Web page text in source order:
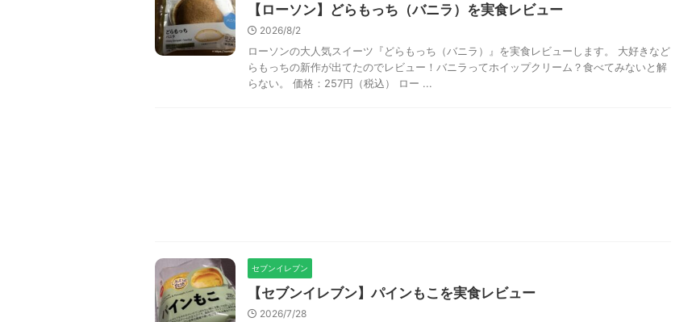
【ローソン】どらもっち（バニラ）を実食レビュー
2026/8/2
ローソンの大人気スイーツ『どらもっち（バニラ）』を実食レビューします。 大好きなど
らもっちの新作が出てたのでレビュー！バニラってホイップクリーム？食べてみないと解
らない。 価格：257円（税込） ロー ...
セブンイレブン
【セブンイレブン】パインもこを実食レビュー
2026/7/28